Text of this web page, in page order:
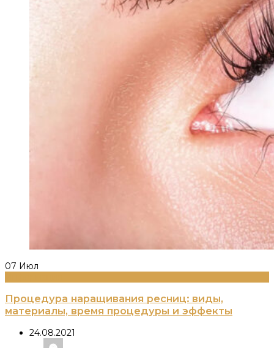
07 Июл
Процедура наращивания ресниц: виды,
материалы, время процедуры и эффекты
24.08.2021